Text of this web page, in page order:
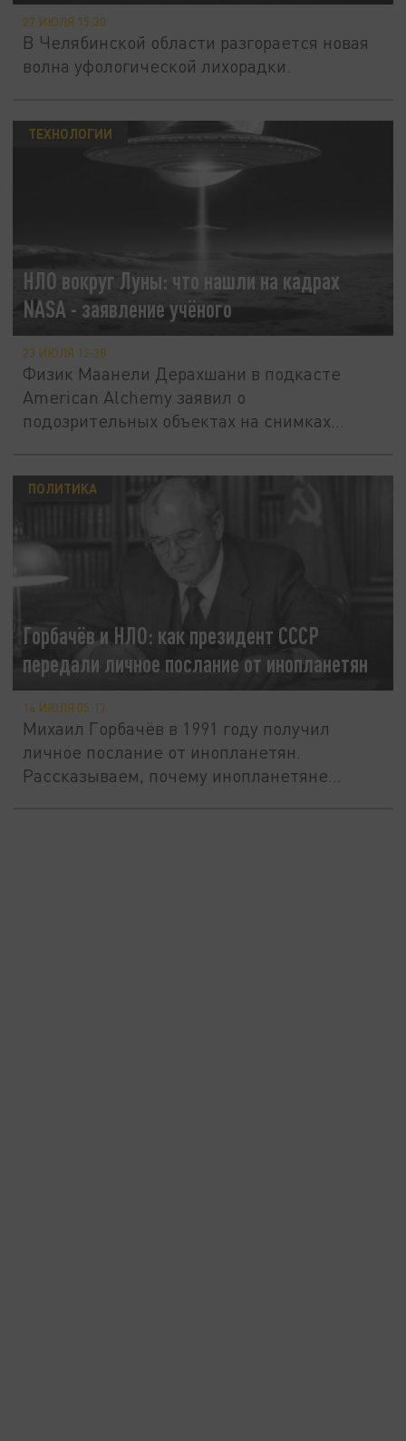
27 ИЮЛЯ 15:30
В Челябинской области разгорается новая
волна уфологической лихорадки.
НЛО вокруг Луны: что нашли на кадрах
NASA - заявление учёного
ТЕХНОЛОГИИ
23 ИЮЛЯ 12:38
Физик Маанели Дерахшани в подкасте
American Alchemy заявил о
подозрительных объектах на снимках
Горбачёв и НЛО: как президент СССР
передали личное послание от инопланетян
ПОЛИТИКА
16 ИЮЛЯ 05:17
Михаил Горбачёв в 1991 году получил
личное послание от инопланетян.
Рассказываем, почему инопланетяне...